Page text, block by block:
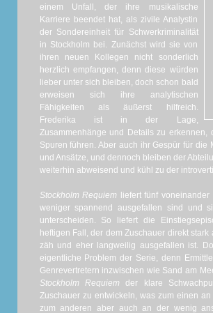
einem Unfall, der ihre musikalische
Karriere beendet hat, als zivile Analystin
der Sondereinheit für Schwerkriminalität
in Stockholm bei. Zunächst wird sie von
ihren neuen Kollegen nicht sonderlich
herzlich empfangen, denn diese würden
lieber unter sich bleiben, doch schon bald
erweisen sich ihre analytischen
Fähigkeiten als äußerst hilfreich.
Frederika ist in der Lage,
Zusammenhänge und Details zu
Spuren führen. Aber auch ihr Gespür für
und Ansätze, und dennoch bleiben der
weiterhin abweisend und kühl zu der
Stockholm Requiem liefert fünf
weniger spannend ausgefallen sind und
unterscheiden. So liefert die
heftigen Fall, der dem Zuschauer direkt
zäh und eher langweilig ausgefallen ist.
eigentliche Problem der Serie, denn
Genrevertretern inzwischen wie Sand am
Stockholm Requiem der klare
Zuschauer zu entwickeln, was zum einen
zum anderen aber auch an der wenig